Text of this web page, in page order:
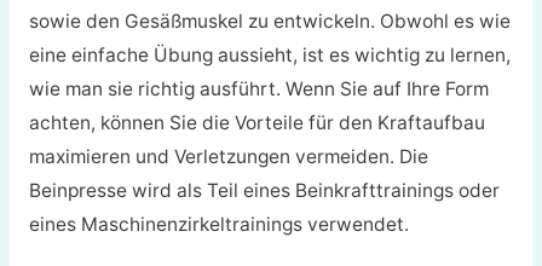
sowie den Gesäßmuskel zu entwickeln. Obwohl es wie
eine einfache Übung aussieht, ist es wichtig zu lernen,
wie man sie richtig ausführt. Wenn Sie auf Ihre Form
achten, können Sie die Vorteile für den Kraftaufbau
maximieren und Verletzungen vermeiden. Die
Beinpresse wird als Teil eines Beinkrafttrainings oder
eines Maschinenzirkeltrainings verwendet.